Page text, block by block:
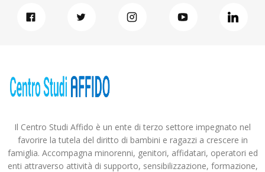
Il Centro Studi Affido è un ente di terzo settore impegnato nel
favorire la tutela del diritto di bambini e ragazzi a crescere in
famiglia. Accompagna minorenni, genitori, affidatari, operatori ed
enti attraverso attività di supporto, sensibilizzazione, formazione,